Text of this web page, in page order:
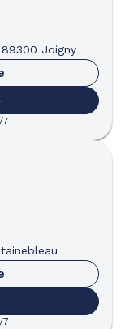
89300 Joigny
7
7